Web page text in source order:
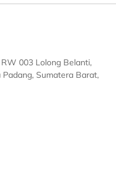
003 Lolong Belanti,
Sumatera Barat,